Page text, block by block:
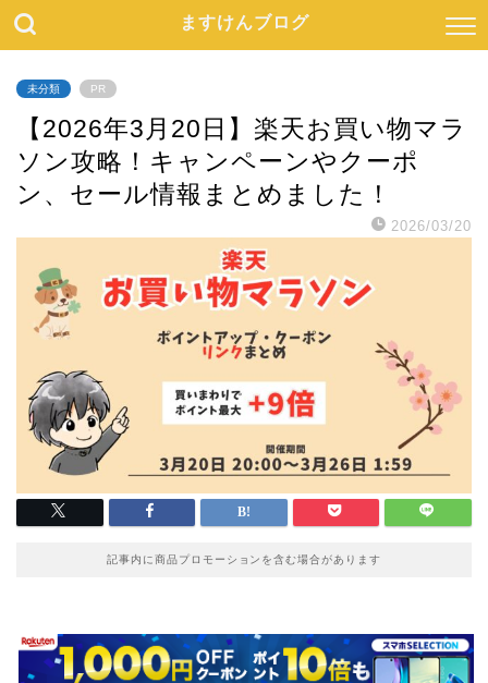
ますけんブログ
未分類 PR
【2026年3月20日】楽天お買い物マラ
ソン攻略！キャンペーンやクーポ
ン、セール情報まとめました！
2026/03/20
記事内に商品プロモーションを含む場合があります